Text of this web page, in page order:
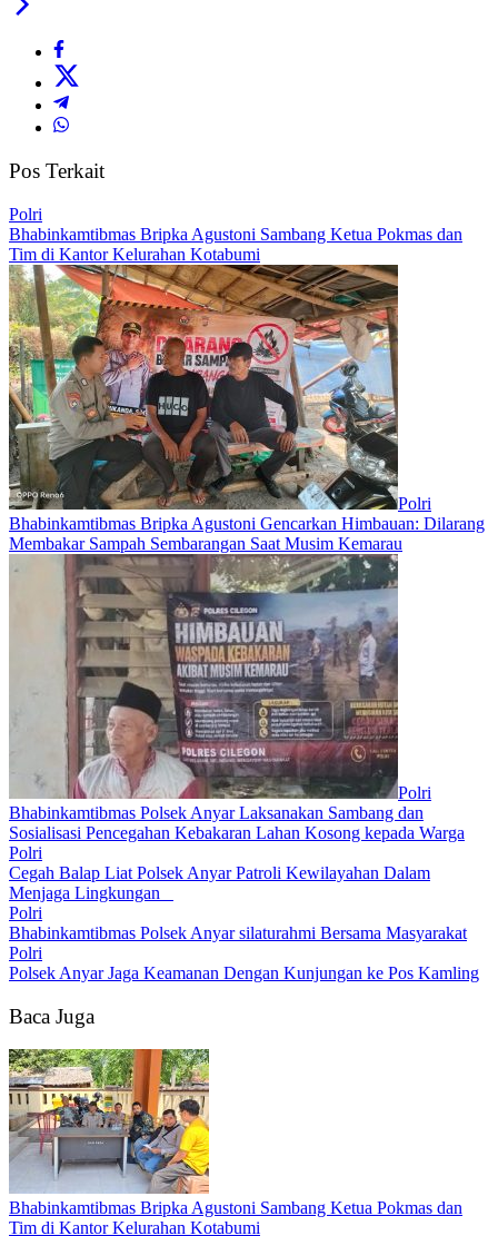
Pos Terkait
Polri
Bhabinkamtibmas Bripka Agustoni Sambang Ketua Pokmas dan
Tim di Kantor Kelurahan Kotabumi
Polri
Bhabinkamtibmas Bripka Agustoni Gencarkan Himbauan: Dilarang
Membakar Sampah Sembarangan Saat Musim Kemarau
Polri
Bhabinkamtibmas Polsek Anyar Laksanakan Sambang dan
Sosialisasi Pencegahan Kebakaran Lahan Kosong kepada Warga
Polri
Cegah Balap Liat Polsek Anyar Patroli Kewilayahan Dalam
Menjaga Lingkungan
Polri
Bhabinkamtibmas Polsek Anyar silaturahmi Bersama Masyarakat
Polri
Polsek Anyar Jaga Keamanan Dengan Kunjungan ke Pos Kamling
Baca Juga
Bhabinkamtibmas Bripka Agustoni Sambang Ketua Pokmas dan
Tim di Kantor Kelurahan Kotabumi